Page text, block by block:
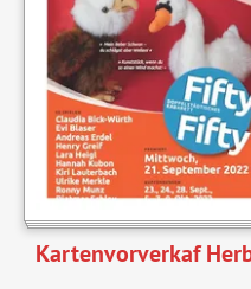
Kartenvorverkaf